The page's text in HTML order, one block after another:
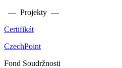
— Projekty —
Certifikát
CzechPoint
Fond Soudržnosti